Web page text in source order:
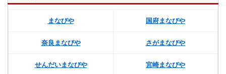
まなびや 国府まなびや
奈良まなびや さがまなびや
せんだいまなびや 宮崎まなびや